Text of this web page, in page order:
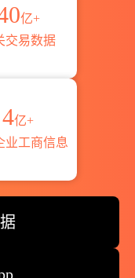
亿+
交易数据
4亿+
业工商信息